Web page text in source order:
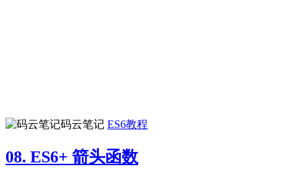
码云笔记 ES6教程
08. ES6+ 箭头函数